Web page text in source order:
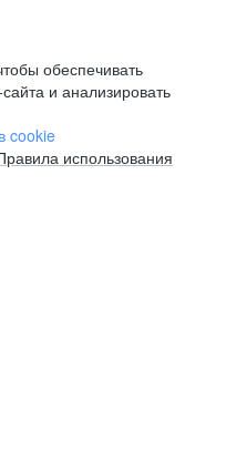
обеспечивать
и анализировать
cookie
использования